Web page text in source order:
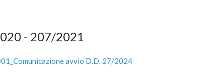
- 207/2021
avvio D.D. 27/2024